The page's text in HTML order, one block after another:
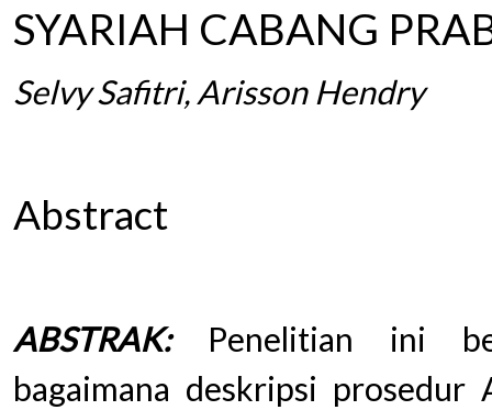
SYARIAH CABANG
Selvy Safitri, Arisson Hendry
Abstract
ABSTRAK:Penelitian ini
bagaimana deskripsi prosedur